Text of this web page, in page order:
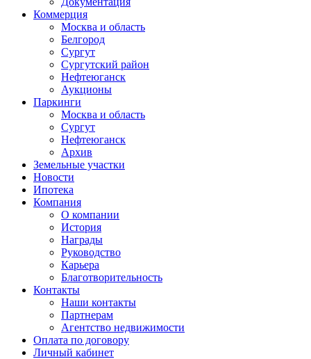
Коммерция
Москва и область
Белгород
Сургут
Сургутский район
Нефтеюганск
Аукционы
Паркинги
Москва и область
Сургут
Нефтеюганск
Архив
Земельные участки
Новости
Ипотека
Компания
О компании
История
Награды
Руководство
Карьера
Благотворительность
Контакты
Наши контакты
Партнерам
Агентство недвижимости
Оплата по договору
Личный кабинет